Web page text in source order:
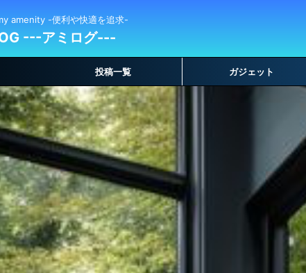
amenity -便利や快適を追求-
---アミログ---
投稿一覧 ガジェット